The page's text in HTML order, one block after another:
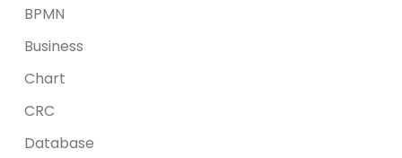
BPMN
Business
Chart
CRC
Database